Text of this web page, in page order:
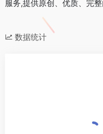
服务,提供原创、优质、完
数据统计